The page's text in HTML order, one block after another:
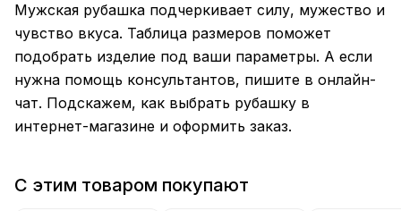
Мужская рубашка подчеркивает силу, мужество и
чувство вкуса. Таблица размеров поможет
подобрать изделие под ваши параметры. А если
нужна помощь консультантов, пишите в онлайн-
чат. Подскажем, как выбрать рубашку в
интернет-магазине и оформить заказ.
С этим товаром покупают